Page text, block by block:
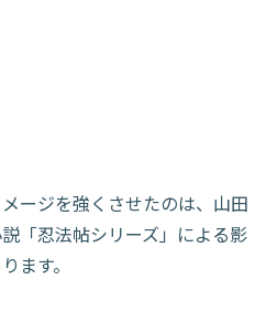
ージを強くさせたのは、山田
「忍法帖シリーズ」による影
ます。